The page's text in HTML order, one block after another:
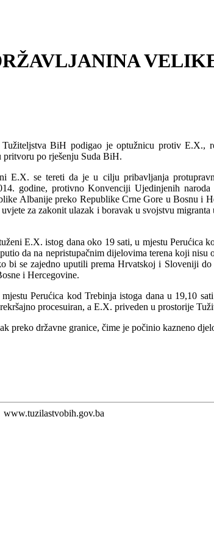
BiH podigao je optužnicu protiv
po rješenju Suda BiH.
E.X. se tereti da je u cilju pribavljanja
godine, protivno Konvenciji Ujedinjenih
Albanije preko Republike Crne Gore u Bosnu i
za zakonit ulazak i boravak u svojstvu
E.X. istog dana oko 19 sati, u mjestu Perućica
da na nepristupačnim dijelovima terena koji
bi se zajedno uputili prema Hrvatskoj i Sloveniji
i Hercegovine.
Perućica kod Trebinja istoga dana u 19,10
procesuiran, a E.X. priveden u prostorije
državne granice, čime je počinio kazneno
www.tuzilastvobih.gov.ba